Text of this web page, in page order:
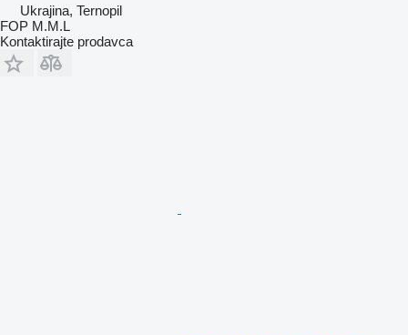
Ukrajina, Ternopil
FOP M.M.L
Kontaktirajte prodavca